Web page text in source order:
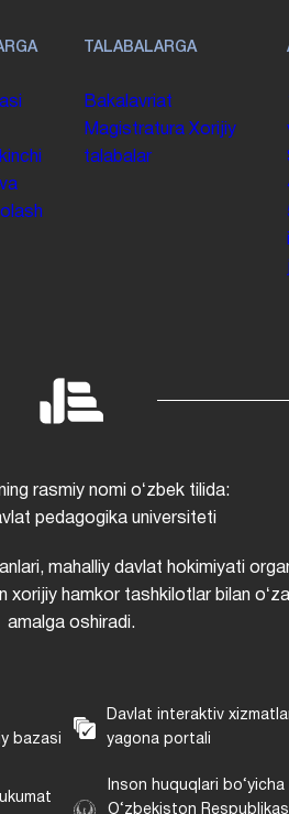
TALABALARGA
Bakalavriat
Magistratura Xorijiy
talabalar
rasmiy nomi oʻzbek tilida:
pedagogika universiteti
mahalliy davlat hokimiyati
hamkor tashkilotlar bilan
amalga oshiradi.
bazasi
Davlat interaktiv
yagona portali
Inson huquqlari bo‘yicha
O‘zbekiston